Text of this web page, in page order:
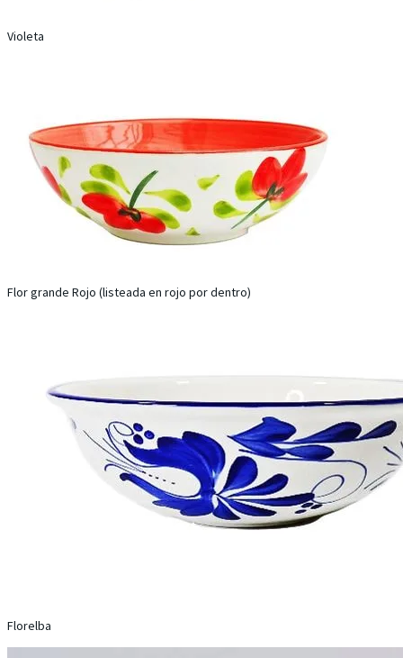
Violeta
Flor grande Rojo (listeada en rojo por dentro)
Florelba